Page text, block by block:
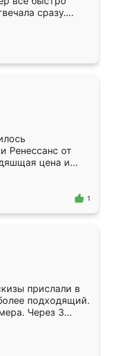
сразу.
подошёл к
Собрали
даже
Ренессанс от
цена и
Приехавший
самый
1
прислали в
подходящий.
Через 3
Остались
Ренессанс